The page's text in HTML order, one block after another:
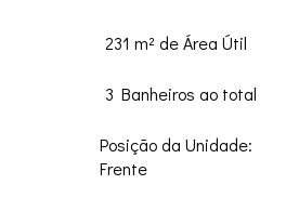
231 m² de Área Útil
3 Banheiros ao total
Posição da Unidade:
Frente